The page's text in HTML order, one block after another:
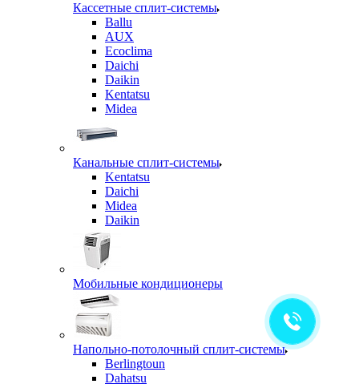
Кассетные сплит-системы
Ballu
AUX
Ecoclima
Daichi
Daikin
Kentatsu
Midea
Канальные сплит-системы
Kentatsu
Daichi
Midea
Daikin
Мобильные кондиционеры
Напольно-потолочный сплит-системы
Berlingtoun
Dahatsu